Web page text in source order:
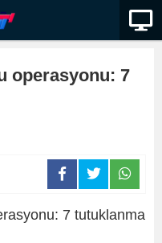
operasyonu: 7